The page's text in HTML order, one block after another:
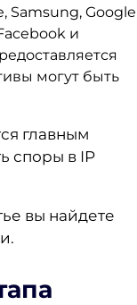
Samsung, Google
и
могут быть
главным
споры в IP
вы найдете